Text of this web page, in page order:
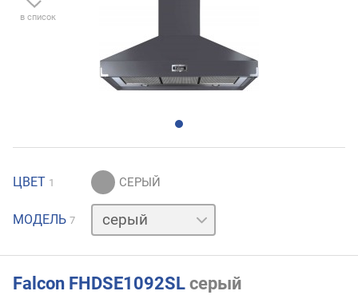
в список
ЦВЕТ 1
МОДЕЛЬ 7
бежевый
белый
синий
Falcon FHDSE1092SL серый